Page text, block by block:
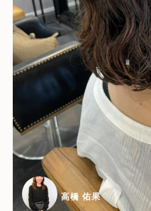
高橋 佑果